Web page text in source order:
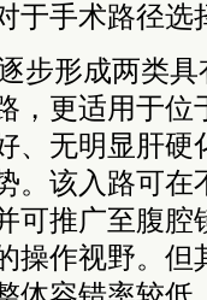
于手术路径选
步形成两类
，更适用于位
、无明显肝硬
。该入路可在
可推广至腹腔
操作视野。但